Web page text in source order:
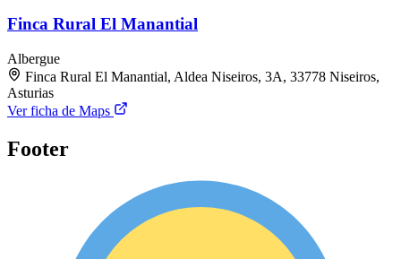
Finca Rural El Manantial
Albergue
Finca Rural El Manantial, Aldea Niseiros, 3A, 33778 Niseiros,
Asturias
Ver ficha de Maps
Footer